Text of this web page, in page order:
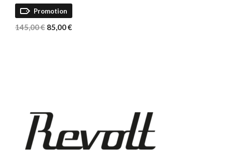
Promotion
145,00€ Le
85,00€